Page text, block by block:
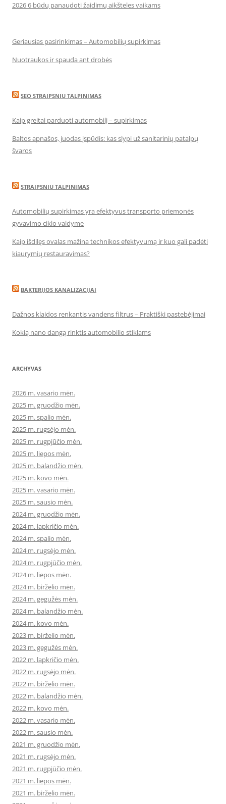
2026 6 būdų panaudoti žaidimų aikšteles vaikams
Geriausias pasirinkimas – Automobilių supirkimas
Nuotraukos ir spauda ant drobės
SEO STRAIPSNIU TALPINIMAS
Kaip greitai parduoti automobilį – supirkimas
Baltos apnašos, juodas įspūdis: kas slypi už sanitarinių patalpų
švaros
STRAIPSNIU TALPINIMAS
Automobilių supirkimas yra efektyvus transporto priemonės
gyvavimo ciklo valdyme
Kaip išdilęs ovalas mažina technikos efektyvumą ir kuo gali padėti
kiaurymių restauravimas?
BAKTERIJOS KANALIZACIJAI
Dažnos klaidos renkantis vandens filtrus – Praktiški pastebėjimai
Kokią nano dangą rinktis automobilio stiklams
ARCHYVAS
2026 m. vasario mėn.
2025 m. gruodžio mėn.
2025 m. spalio mėn.
2025 m. rugsėjo mėn.
2025 m. rugpjūčio mėn.
2025 m. liepos mėn.
2025 m. balandžio mėn.
2025 m. kovo mėn.
2025 m. vasario mėn.
2025 m. sausio mėn.
2024 m. gruodžio mėn.
2024 m. lapkričio mėn.
2024 m. spalio mėn.
2024 m. rugsėjo mėn.
2024 m. rugpjūčio mėn.
2024 m. liepos mėn.
2024 m. birželio mėn.
2024 m. gegužės mėn.
2024 m. balandžio mėn.
2024 m. kovo mėn.
2023 m. birželio mėn.
2023 m. gegužės mėn.
2022 m. lapkričio mėn.
2022 m. rugsėjo mėn.
2022 m. birželio mėn.
2022 m. balandžio mėn.
2022 m. kovo mėn.
2022 m. vasario mėn.
2022 m. sausio mėn.
2021 m. gruodžio mėn.
2021 m. rugsėjo mėn.
2021 m. rugpjūčio mėn.
2021 m. liepos mėn.
2021 m. birželio mėn.